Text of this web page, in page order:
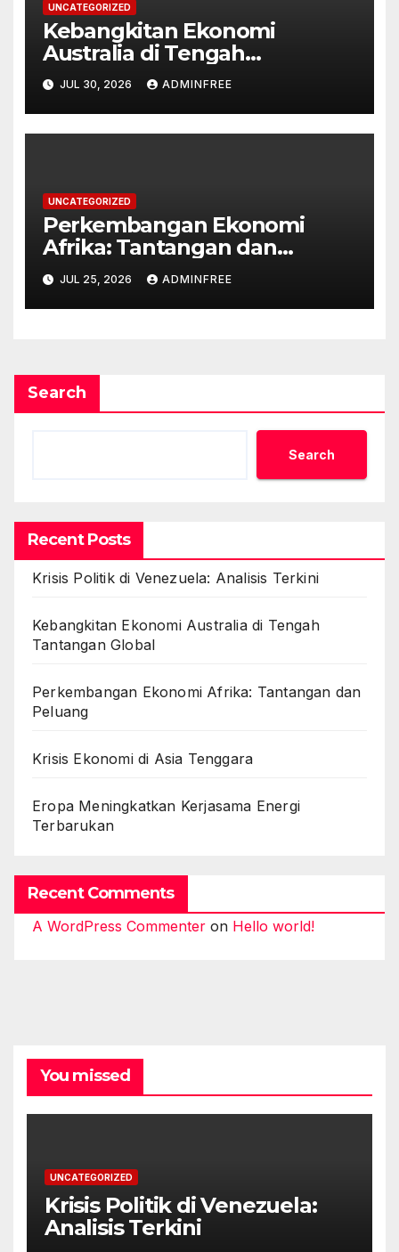
UNCATEGORIZED
Kebangkitan Ekonomi
Australia di Tengah
Tantangan Global
JUL 30, 2026 ADMINFREE
UNCATEGORIZED
Perkembangan Ekonomi
Afrika: Tantangan dan
Peluang
JUL 25, 2026 ADMINFREE
Search
Search
Recent Posts
Krisis Politik di Venezuela: Analisis Terkini
Kebangkitan Ekonomi Australia di Tengah
Tantangan Global
Perkembangan Ekonomi Afrika: Tantangan dan
Peluang
Krisis Ekonomi di Asia Tenggara
Eropa Meningkatkan Kerjasama Energi
Terbarukan
Recent Comments
A WordPress Commenter on Hello world!
You missed
UNCATEGORIZED
Krisis Politik di Venezuela:
Analisis Terkini